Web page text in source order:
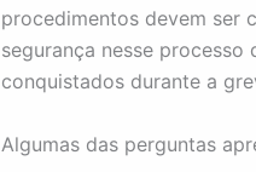
procedimentos devem ser
segurança nesse
conquistados durante a
Algumas das perguntas